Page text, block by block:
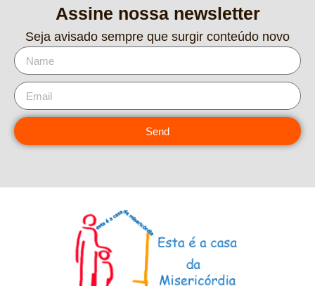
Assine nossa newsletter
Seja avisado sempre que surgir conteúdo novo
Send